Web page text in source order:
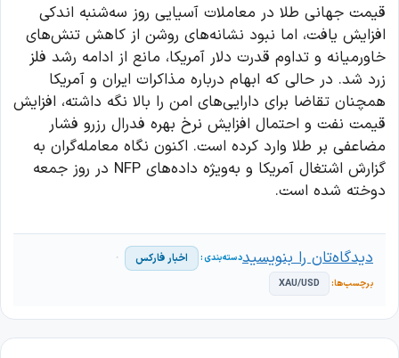
قیمت جهانی طلا در معاملات آسیایی روز سه‌شنبه اندکی
افزایش یافت، اما نبود نشانه‌های روشن از کاهش تنش‌های
خاورمیانه و تداوم قدرت دلار آمریکا، مانع از ادامه رشد فلز
زرد شد. در حالی که ابهام درباره مذاکرات ایران و آمریکا
همچنان تقاضا برای دارایی‌های امن را بالا نگه داشته، افزایش
قیمت نفت و احتمال افزایش نرخ بهره فدرال رزرو فشار
مضاعفی بر طلا وارد کرده است. اکنون نگاه معامله‌گران به
گزارش اشتغال آمریکا و به‌ویژه داده‌های NFP در روز جمعه
دوخته شده است.
اخبار فارکس
XAU/USD
دیدگاه‌تان را بنویسید